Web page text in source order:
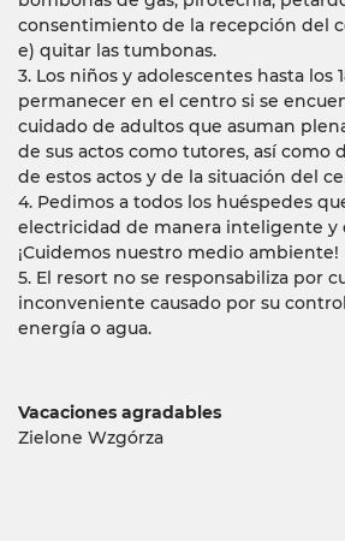
consentimiento de la recepción del
e) quitar las tumbonas.
3. Los niños y adolescentes hasta los
permanecer en el centro si se
cuidado de adultos que asuman
de sus actos como tutores, así como
de estos actos y de la situación del
4. Pedimos a todos los huéspedes
electricidad de manera inteligente y
¡Cuidemos nuestro medio ambiente!
5. El resort no se responsabiliza por
inconveniente causado por su
energía o agua.
Vacaciones agradables
Zielone Wzgórza